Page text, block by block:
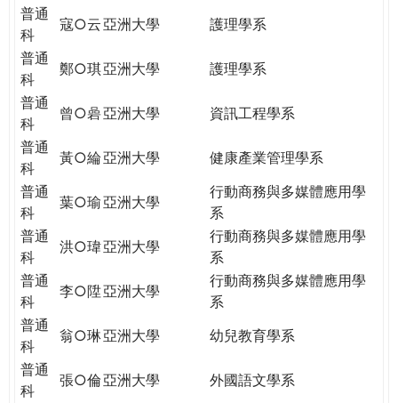
普通
科
寇○云亞洲大學
護理學系
普通
科
鄭○琪亞洲大學
護理學系
普通
科
曾○碞亞洲大學
資訊工程學系
普通
科
黃○綸亞洲大學
健康產業管理學系
普通
科
葉○瑜亞洲大學
行動商務與多媒體應用學
系
普通
科
洪○瑋亞洲大學
行動商務與多媒體應用學
系
普通
科
李○陞亞洲大學
行動商務與多媒體應用學
系
普通
科
翁○琳亞洲大學
幼兒教育學系
普通
科
張○倫亞洲大學
外國語文學系